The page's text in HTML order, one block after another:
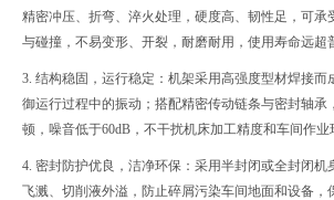
精密冲压、折弯、淬火处理，硬度高、韧性足，可承
与碰撞，不易变形、开裂，耐磨耐用，使用寿命远超
3. 结构稳固，运行稳定：机架采用高强度型材焊接而
御运行过程中的振动；搭配精密传动链条与密封轴承
顿，噪音低于60dB，不干扰机床加工精度和车间作业
4. 密封防护优良，洁净环保：采用半封闭或全封闭机
飞溅、切削液外溢，防止碎屑污染车间地面和设备，